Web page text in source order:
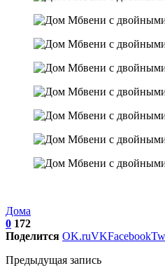
Дома
0 172
Поделится OK.ruVKFacebook
Предыдущая запись